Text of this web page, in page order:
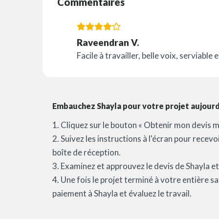
Raveendran V.
Facile à travailler, belle voix, serviable
Embauchez Shayla pour votre projet
1. Cliquez sur le bouton « Obtenir mon devis
2. Suivez les instructions à l'écran pour
boîte de réception.
3. Examinez et approuvez le devis de Shayla
4. Une fois le projet terminé à votre entière
paiement à Shayla et évaluez le travail.